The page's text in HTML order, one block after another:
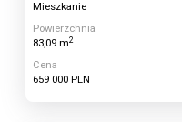
Mieszkanie
Powierzchnia
83,09 m2
Cena
659 000 PLN